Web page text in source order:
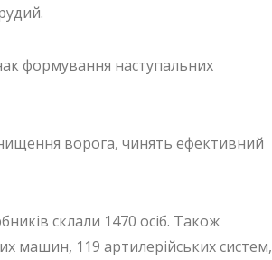
формування наступальних
ворога, чинять ефективний
склали 1470 осіб. Також
машин, 119 артилерійських систем,